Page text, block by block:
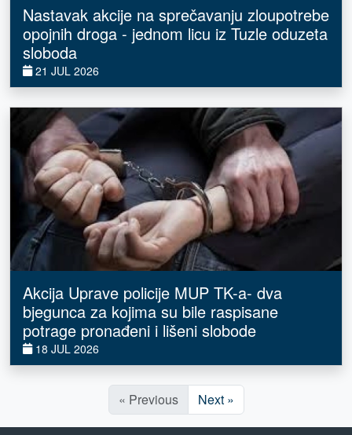
Nastavak akcije na sprečavanju zloupotrebe
opojnih droga - jednom licu iz Tuzle oduzeta
sloboda
21 JUL 2026
Akcija Uprave policije MUP TK-a- dva
bjegunca za kojima su bile raspisane
potrage pronađeni i lišeni slobode
18 JUL 2026
« Previous Next »